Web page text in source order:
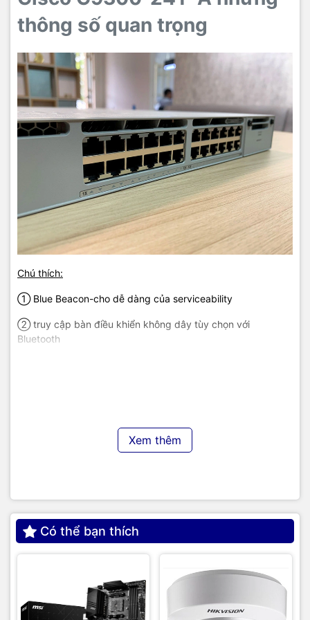
thông số quan trọng
Chú thích:
① Blue Beacon-cho dễ dàng của serviceability
② truy cập bàn điều khiển không dây tùy chọn với
Bluetooth
C9300-24T-EXem thêm
Có thể bạn thích